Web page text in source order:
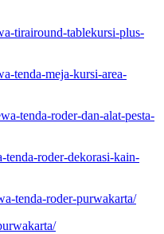
tirairound-tablekursi-plus-
tenda-meja-kursi-area-
tenda-roder-dan-alat-pesta-
tenda-roder-dekorasi-kain-
tenda-roder-purwakarta/